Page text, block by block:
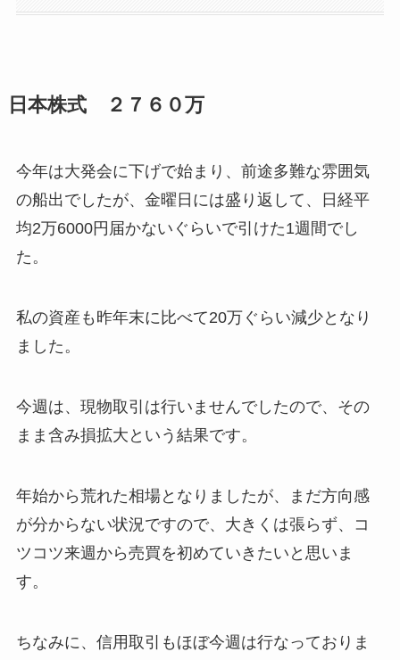
日本株式 ２７６０万
今年は大発会に下げで始まり、前途多難な雰囲気
の船出でしたが、金曜日には盛り返して、日経平
均2万6000円届かないぐらいで引けた1週間でし
た。
私の資産も昨年末に比べて20万ぐらい減少となり
ました。
今週は、現物取引は行いませんでしたので、その
まま含み損拡大という結果です。
年始から荒れた相場となりましたが、まだ方向感
が分からない状況ですので、大きくは張らず、コ
ツコツ来週から売買を初めていきたいと思いま
す。
ちなみに、信用取引もほぼ今週は行なっておりま